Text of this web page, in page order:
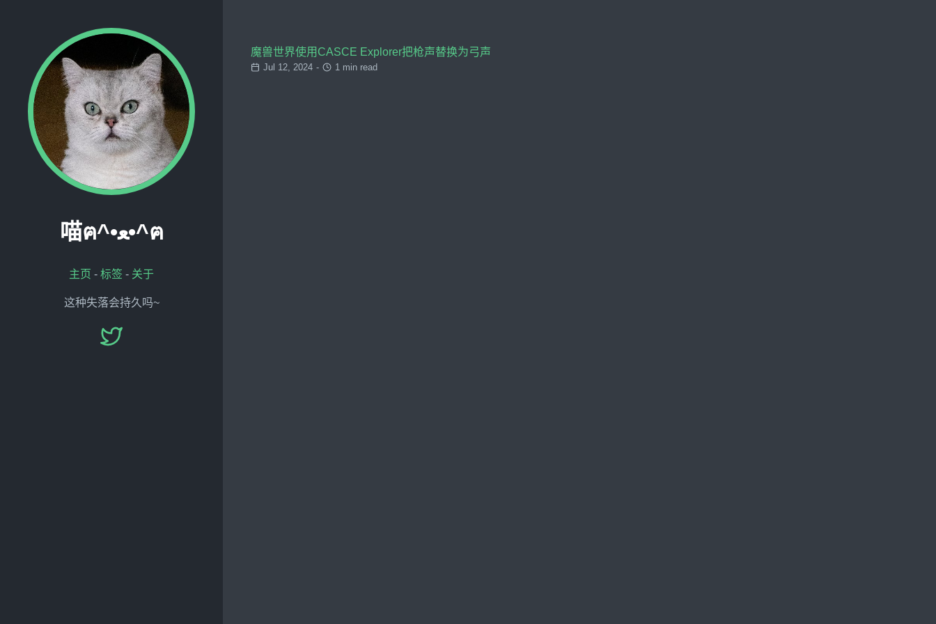
喵ฅ^•ﻌ•^ฅ
主页 - 标签 - 关于
这种失落会持久吗~
魔兽世界使用CASCE Explorer把枪声替换为弓声
Jul 12, 2024 - 1 min read